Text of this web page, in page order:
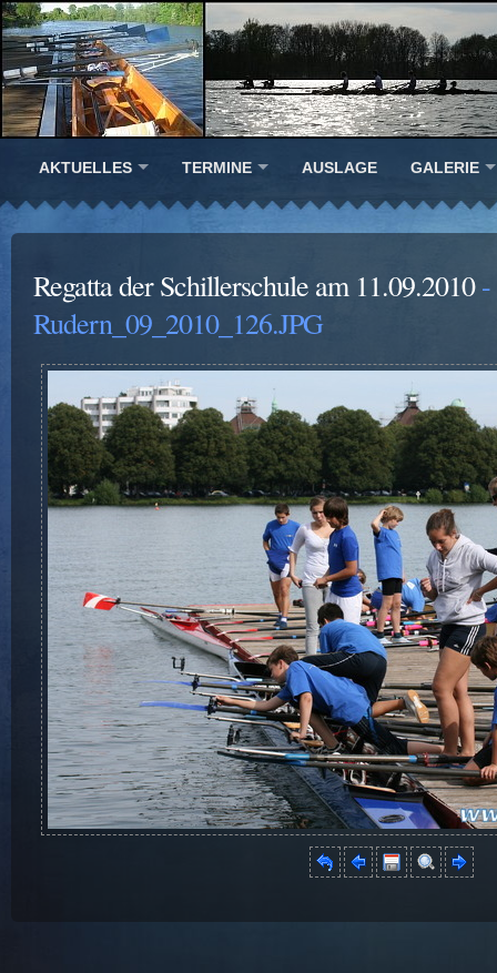
AKTUELLES TERMINE AUSLAGE GALERIE
Regatta der Schillerschule am 11.09.2010-
Rudern_09_2010_126.JPG